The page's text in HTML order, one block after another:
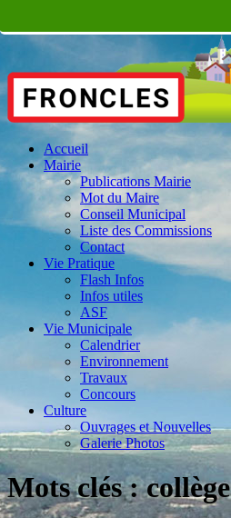
Accueil
Mairie
Publications Mairie
Mot du Maire
Conseil Municipal
Liste des Commissions
Contact
Vie Pratique
Flash Infos
Infos utiles
ASF
Vie Municipale
Calendrier
Environnement
Travaux
Concours
Culture
Ouvrages et Nouvelles
Galerie Photos
Mots clés : collège